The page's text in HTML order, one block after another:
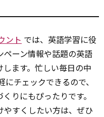
ント では、英語学習に役
ーン情報や話題の英語
ます。忙しい毎日の中
チェックできるので、
りにもぴったりです。
すくしたい方は、ぜひ